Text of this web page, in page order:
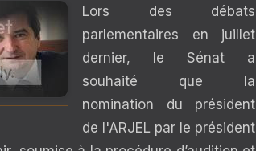
Lors des débats
parlementaires en juillet
dernier, le Sénat a
souhaité que la
nomination du président
de l'ARJEL par le président